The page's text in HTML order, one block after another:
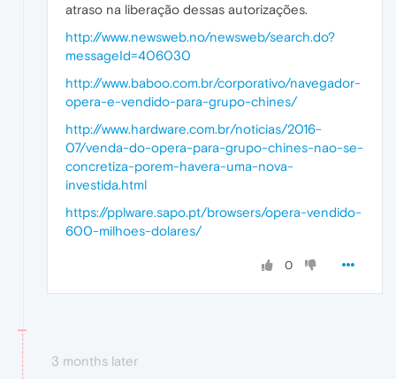
atraso na liberação dessas autorizações.
http://www.newsweb.no/newsweb/search.do?
messageId=406030
http://www.baboo.com.br/corporativo/navegador-
opera-e-vendido-para-grupo-chines/
http://www.hardware.com.br/noticias/2016-
07/venda-do-opera-para-grupo-chines-nao-se-
concretiza-porem-havera-uma-nova-
investida.html
https://pplware.sapo.pt/browsers/opera-vendido-
600-milhoes-dolares/
0
3 months later